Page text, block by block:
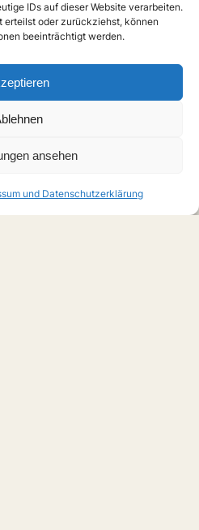
IDs auf dieser Website verarbeiten.
erteilst oder zurückziehst, können
beeinträchtigt werden.
ansehen
und Datenschutzerklärung